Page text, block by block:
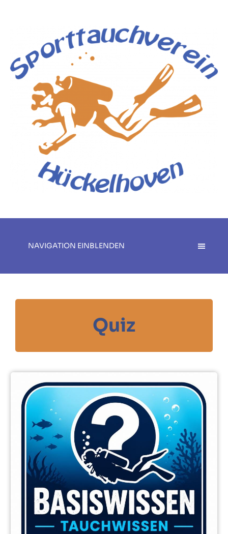
NAVIGATION EINBLENDEN
Quiz